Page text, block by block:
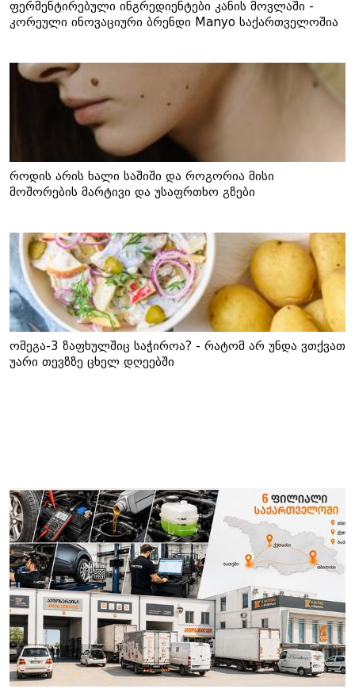
ფერმენტირებული ინგრედიენტები კანის მოვლაში -
კორეული ინოვაციური ბრენდი Manyo საქართველოშია
როდის არის ხალი საშიში და როგორია მისი
მოშორების მარტივი და უსაფრთხო გზები
ომეგა-3 ზაფხულშიც საჭიროა? - რატომ არ უნდა ვთქვათ
უარი თევზზე ცხელ დღეებში